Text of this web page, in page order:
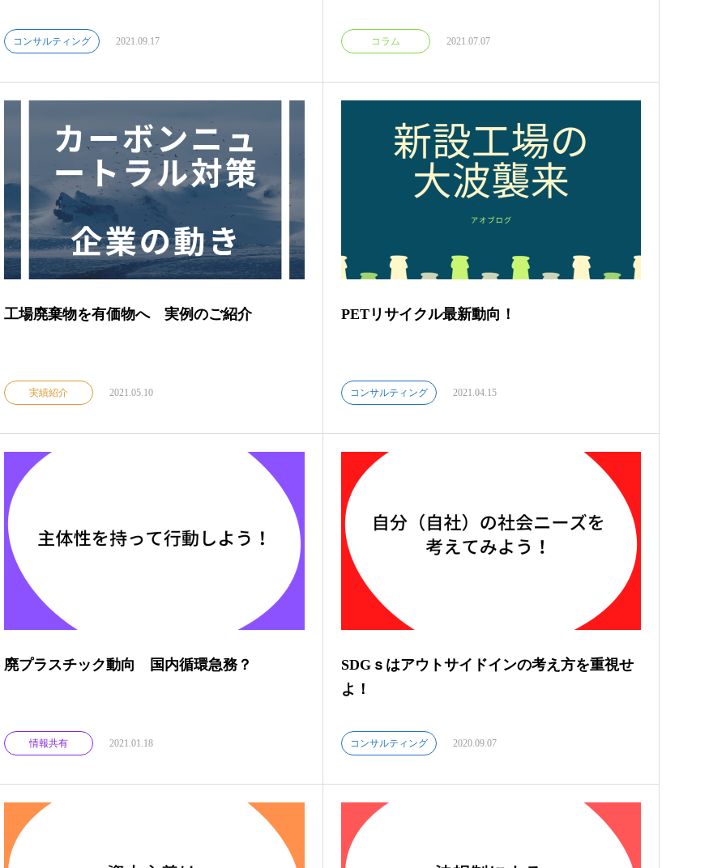
コンサルティング 2021.09.17 コラム 2021.07.07
工場廃棄物を有価物へ 実例のご紹介
実績紹介 2021.05.10
PETリサイクル最新動向！
コンサルティング 2021.04.15
廃プラスチック動向 国内循環急務？
情報共有 2021.01.18
SDGｓはアウトサイドインの考え方を重視せ
よ！
コンサルティング 2020.09.07